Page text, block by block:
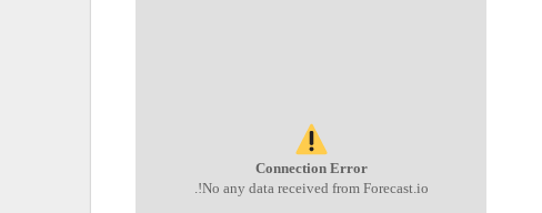
Connection Error
No any data received from Forecast.io!.